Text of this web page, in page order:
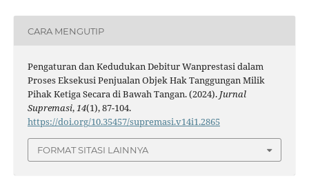
CARA MENGUTIP
Pengaturan dan Kedudukan Debitur Wanprestasi dalam
Proses Eksekusi Penjualan Objek Hak Tanggungan Milik
Pihak Ketiga Secara di Bawah Tangan. (2024). Jurnal
Supremasi,14(1), 87-104.
https://doi.org/10.35457/supremasi.v14i1.2865
FORMAT SITASI LAINNYA